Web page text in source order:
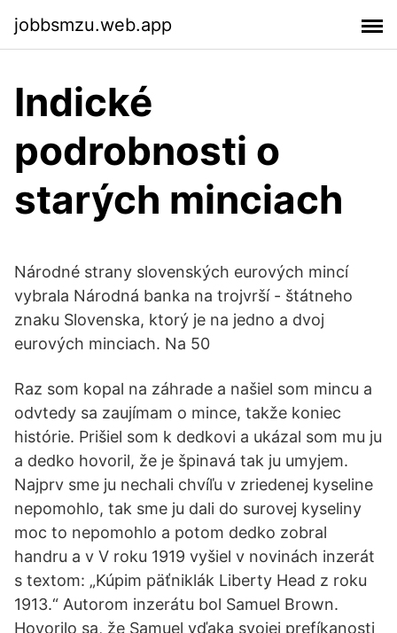
jobbsmzu.web.app
Indické
podrobnosti o
starých minciach
Národné strany slovenských eurových mincí
vybrala Národná banka na trojvrší - štátneho
znaku Slovenska, ktorý je na jedno a dvoj
eurových minciach. Na 50
Raz som kopal na záhrade a našiel som mincu a
odvtedy sa zaujímam o mince, takže koniec
histórie. Prišiel som k dedkovi a ukázal som mu ju
a dedko hovoril, že je špinavá tak ju umyjem.
Najprv sme ju nechali chvíľu v zriedenej kyseline
nepomohlo, tak sme ju dali do surovej kyseliny
moc to nepomohlo a potom dedko zobral
handru a v V roku 1919 vyšiel v novinách inzerát
s textom: „Kúpim päťniklák Liberty Head z roku
1913.“ Autorom inzerátu bol Samuel Brown.
Hovorilo sa, že Samuel vďaka svojej prefíkanosti